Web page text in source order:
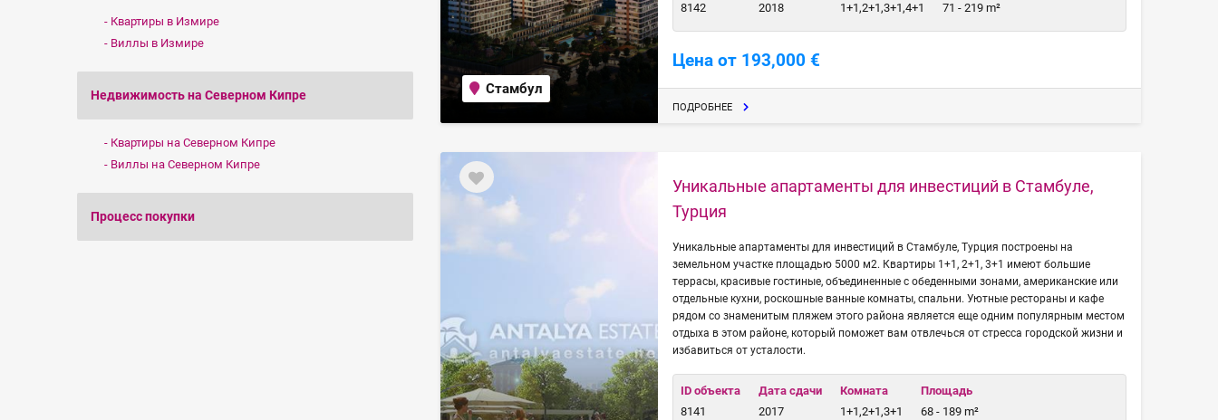
Квартиры в Измире
Виллы в Измире
Недвижимость на Северном Кипре
Квартиры на Северном Кипре
Виллы на Северном Кипре
Процесс покупки
Стамбул
8142
2018
1+1,2+1,3+1,4+1
71 - 219 m²
Цена от 193,000 €
ПОДРОБНЕЕ
Уникальные апартаменты для инвестиций в Стамбуле,
Турция
Уникальные апартаменты для инвестиций в Стамбуле, Турция построены на
земельном участке площадью 5000 м2. Квартиры 1+1, 2+1, 3+1 имеют большие
террасы, красивые гостиные, объединенные с обеденными зонами, американские или
отдельные кухни, роскошные ванные комнаты, спальни. Уютные рестораны и кафе
рядом со знаменитым пляжем этого района является еще одним популярным местом
отдыха в этом районе, который поможет вам отвлечься от стресса городской жизни и
избавиться от усталости.
ID объекта
8141
Дата сдачи
2017
Комната
1+1,2+1,3+1
Площадь
68 - 189 m²